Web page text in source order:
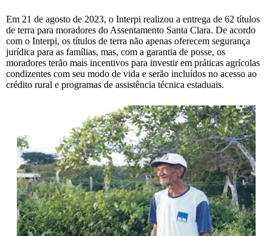
Em 21 de agosto de 2023, o Interpi realizou a entrega de 62 títulos
de terra para moradores do Assentamento Santa Clara. De acordo
com o Interpi, os títulos de terra não apenas oferecem segurança
jurídica para as famílias, mas, com a garantia de posse, os
moradores terão mais incentivos para investir em práticas agrícolas
condizentes com seu modo de vida e serão incluídos no acesso ao
crédito rural e programas de assistência técnica estaduais.